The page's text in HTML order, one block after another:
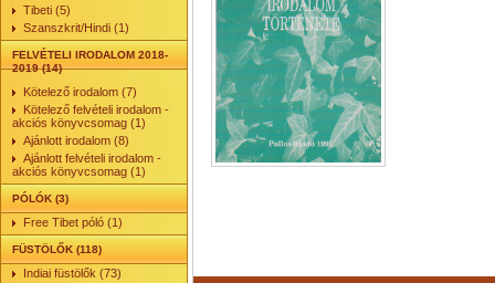
Tibeti (5)
Szanszkrit/Hindi (1)
FELVÉTELI IRODALOM 2018-
2019 (14)
Kötelező irodalom (7)
Kötelező felvételi irodalom -
akciós könyvcsomag (1)
Ajánlott irodalom (8)
Ajánlott felvételi irodalom -
akciós könyvcsomag (1)
PÓLÓK (3)
Free Tibet póló (1)
FÜSTÖLŐK (118)
Indiai füstölők (73)